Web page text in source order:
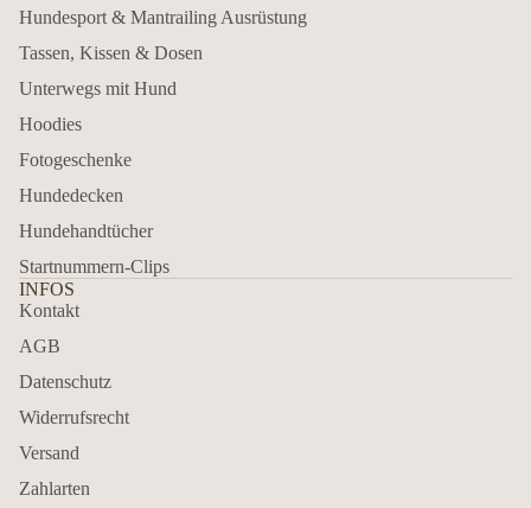
Hundesport & Mantrailing Ausrüstung
Tassen, Kissen & Dosen
Unterwegs mit Hund
Hoodies
Fotogeschenke
Hundedecken
Hundehandtücher
Startnummern-Clips
INFOS
Kontakt
AGB
Datenschutz
Widerrufsrecht
Versand
Zahlarten